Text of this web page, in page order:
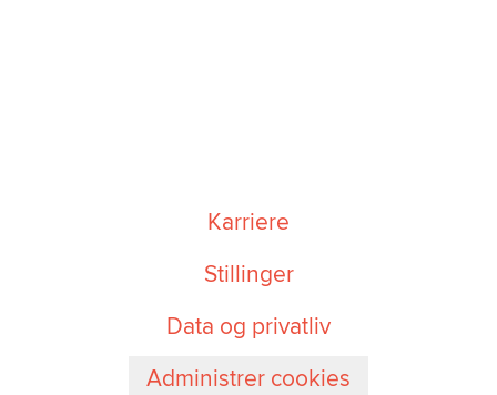
Karriere
Stillinger
Data og privatliv
Administrer cookies